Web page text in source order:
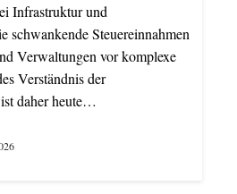
Infrastruktur und
schwankende Steuereinnahmen
Verwaltungen vor komplexe
Verständnis der
daher heute…